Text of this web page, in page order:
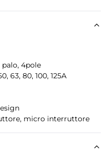
palo, 4pole
63, 80, 100, 125A
, micro interruttore